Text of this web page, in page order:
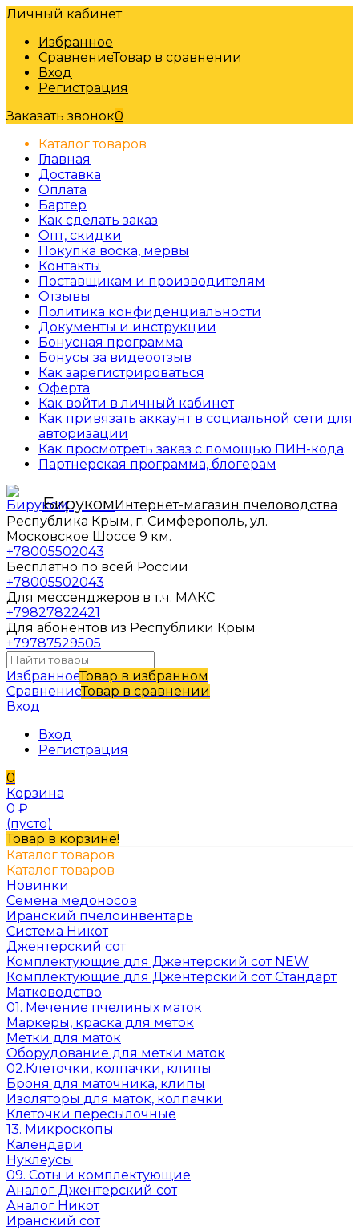
Личный кабинет
Избранное
СравнениеТовар в сравнении
Вход
Регистрация
Заказать звонок0
Каталог товаров
Главная
Доставка
Оплата
Бартер
Как сделать заказ
Опт, скидки
Покупка воска, мервы
Контакты
Поставщикам и производителям
Отзывы
Политика конфиденциальности
Документы и инструкции
Бонусная программа
Бонусы за видеоотзыв
Как зарегистрироваться
Оферта
Как войти в личный кабинет
Как привязать аккаунт в социальной сети для
авторизации
Как просмотреть заказ с помощью ПИН-кода
Партнерская программа, блогерам
БирукомИнтернет-магазин пчеловодства
Республика Крым, г. Симферополь, ул.
Московское Шоссе 9 км.
+78005502043
Бесплатно по всей России
+78005502043
Для мессенджеров в т.ч. МАКС
+79827822421
Для абонентов из Республики Крым
+79787529505
ИзбранноеТовар в избранном
СравнениеТовар в сравнении
Вход
Вход
Регистрация
0
Корзина
0 ₽
(пусто)
Товар в корзине!
Каталог товаров
Каталог товаров
Новинки
Семена медоносов
Иранский пчелоинвентарь
Система Никот
Джентерский сот
Комплектующие для Джентерский сот NEW
Комплектующие для Джентерский сот Стандарт
Матководство
01. Мечение пчелиных маток
Маркеры, краска для меток
Метки для маток
Оборудование для метки маток
02.Клеточки, колпачки, клипы
Броня для маточника, клипы
Изоляторы для маток, колпачки
Клеточки пересылочные
13. Микроскопы
Календари
Нуклеусы
09. Соты и комплектующие
Аналог Джентерский сот
Аналог Никот
Иранский сот